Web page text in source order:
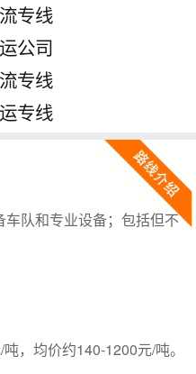
专线
公司
专线
专线
队和专业设备；包括但不
，均价约140-1200元/吨。